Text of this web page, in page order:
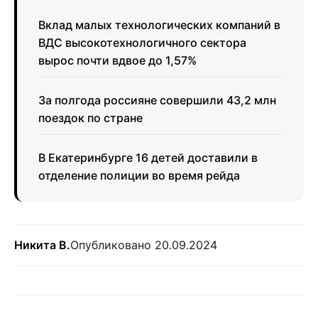
Вклад малых технологических компаний в
ВДС высокотехнологичного сектора
вырос почти вдвое до 1,57%
За полгода россияне совершили 43,2 млн
поездок по стране
В Екатеринбурге 16 детей доставили в
отделение полиции во время рейда
Никита В.Опубликовано 20.09.2024